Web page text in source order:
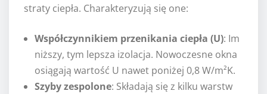
straty ciepła. Charakteryzują się one:
Współczynnikiem przenikania ciepła (U): Im
niższy, tym lepsza izolacja. Nowoczesne okna
osiągają wartość U nawet poniżej 0,8 W/m²K.
Szyby zespolone: Składają się z kilku warstw